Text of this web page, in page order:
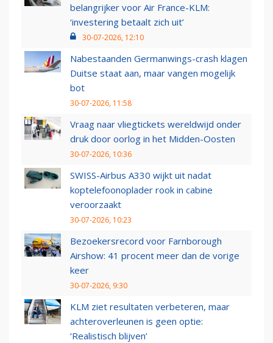
belangrijker voor Air France-KLM:
‘investering betaalt zich uit’
30-07-2026, 12:10
Nabestaanden Germanwings-crash klagen
Duitse staat aan, maar vangen mogelijk
bot
30-07-2026, 11:58
Vraag naar vliegtickets wereldwijd onder
druk door oorlog in het Midden-Oosten
30-07-2026, 10:36
SWISS-Airbus A330 wijkt uit nadat
koptelefoonoplader rook in cabine
veroorzaakt
30-07-2026, 10:23
Bezoekersrecord voor Farnborough
Airshow: 41 procent meer dan de vorige
keer
30-07-2026, 9:30
KLM ziet resultaten verbeteren, maar
achteroverleunen is geen optie:
‘Realistisch blijven’